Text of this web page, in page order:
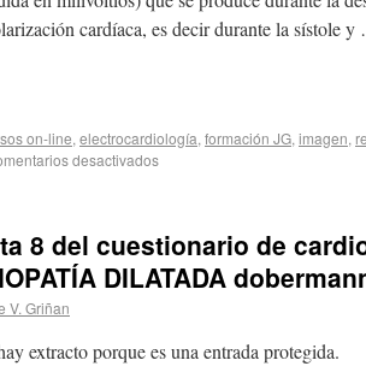
cardíaca, es decir durante la sístole
on-line, electrocardiología, formación JG, imagen,
desactivados
8 del cuestionario de
DILATADA
V. Griñan
extracto porque es una entrada protegida.